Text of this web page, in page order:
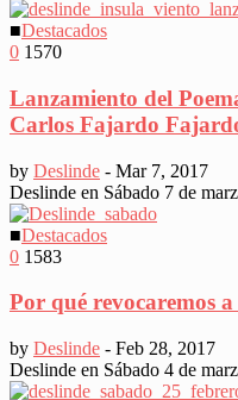
■Destacados
0 1570
Lanzamiento del
Carlos Fajardo
by Deslinde - Mar 7, 2017
Deslinde en Sábado 7 de
■Destacados
0 1583
Por qué revocaremos a
by Deslinde - Feb 28, 2017
Deslinde en Sábado 4 de